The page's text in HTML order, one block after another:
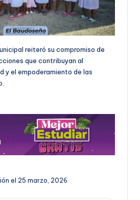
reiteró su compromiso de
que contribuyan al
y el empoderamiento de las
el 25 marzo, 2026